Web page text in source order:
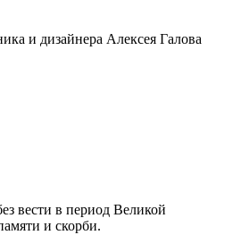
и дизайнера Алексея Галова
вести в период Великой
и скорби.